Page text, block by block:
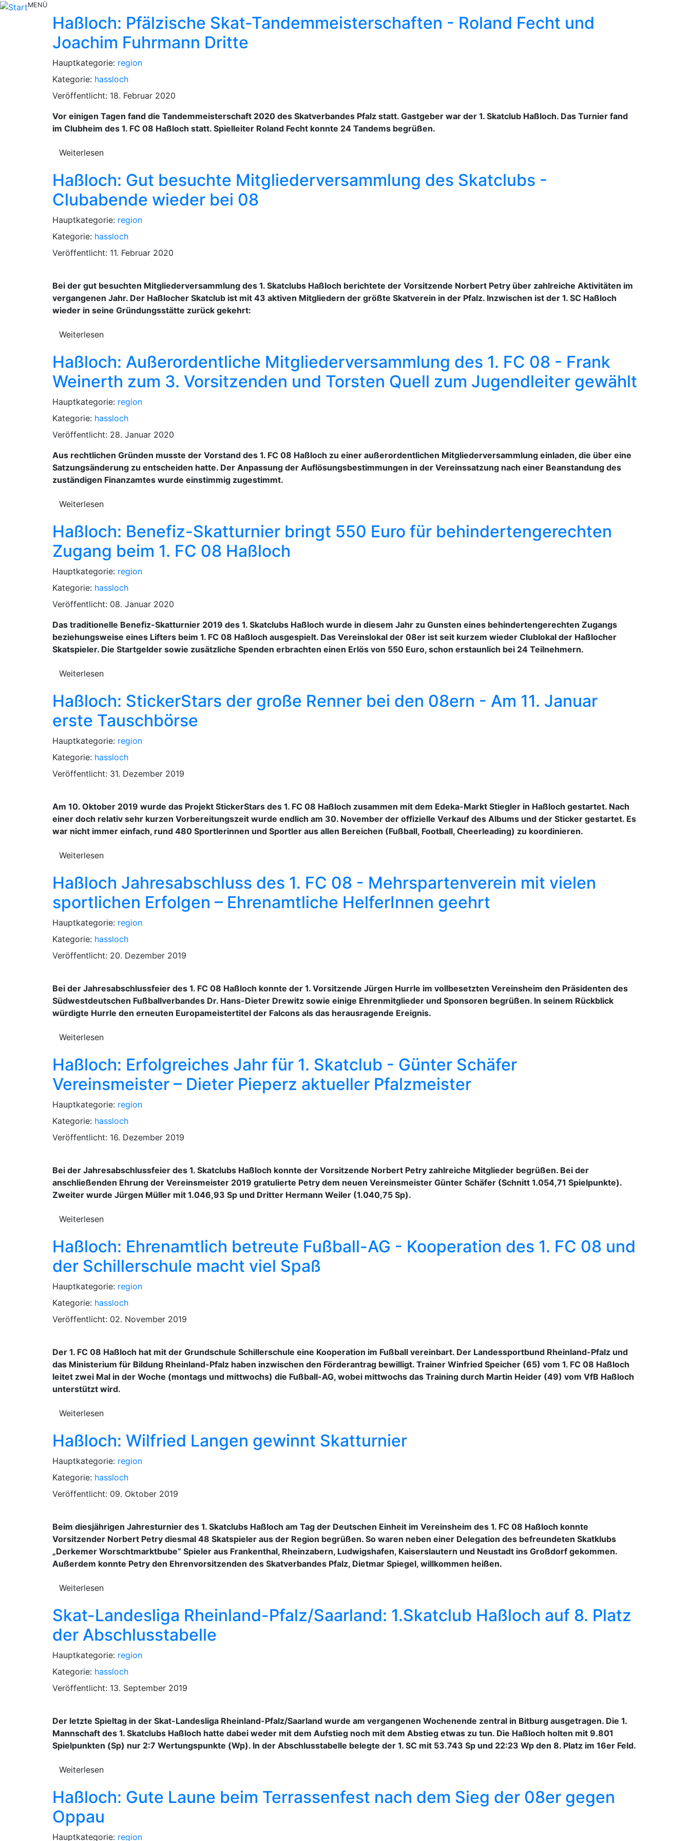
MENÜ
Haßloch: Pfälzische Skat-Tandemmeisterschaften - Roland Fecht und
Joachim Fuhrmann Dritte
Hauptkategorie: region
Kategorie: hassloch
Veröffentlicht: 18. Februar 2020
Vor einigen Tagen fand die Tandemmeisterschaft 2020 des Skatverbandes Pfalz statt. Gastgeber war der 1. Skatclub Haßloch. Das Turnier fand
im Clubheim des 1. FC 08 Haßloch statt. Spielleiter Roland Fecht konnte 24 Tandems begrüßen.
Weiterlesen
Haßloch: Gut besuchte Mitgliederversammlung des Skatclubs -
Clubabende wieder bei 08
Hauptkategorie: region
Kategorie: hassloch
Veröffentlicht: 11. Februar 2020
Bei der gut besuchten Mitgliederversammlung des 1. Skatclubs Haßloch berichtete der Vorsitzende Norbert Petry über zahlreiche Aktivitäten im
vergangenen Jahr. Der Haßlocher Skatclub ist mit 43 aktiven Mitgliedern der größte Skatverein in der Pfalz. Inzwischen ist der 1. SC Haßloch
wieder in seine Gründungsstätte zurück gekehrt:
Weiterlesen
Haßloch: Außerordentliche Mitgliederversammlung des 1. FC 08 - Frank
Weinerth zum 3. Vorsitzenden und Torsten Quell zum Jugendleiter gewählt
Hauptkategorie: region
Kategorie: hassloch
Veröffentlicht: 28. Januar 2020
Aus rechtlichen Gründen musste der Vorstand des 1. FC 08 Haßloch zu einer außerordentlichen Mitgliederversammlung einladen, die über eine
Satzungsänderung zu entscheiden hatte. Der Anpassung der Auflösungsbestimmungen in der Vereinssatzung nach einer Beanstandung des
zuständigen Finanzamtes wurde einstimmig zugestimmt.
Weiterlesen
Haßloch: Benefiz-Skatturnier bringt 550 Euro für behindertengerechten
Zugang beim 1. FC 08 Haßloch
Hauptkategorie: region
Kategorie: hassloch
Veröffentlicht: 08. Januar 2020
Das traditionelle Benefiz-Skatturnier 2019 des 1. Skatclubs Haßloch wurde in diesem Jahr zu Gunsten eines behindertengerechten Zugangs
beziehungsweise eines Lifters beim 1. FC 08 Haßloch ausgespielt. Das Vereinslokal der 08er ist seit kurzem wieder Clublokal der Haßlocher
Skatspieler. Die Startgelder sowie zusätzliche Spenden erbrachten einen Erlös von 550 Euro, schon erstaunlich bei 24 Teilnehmern.
Weiterlesen
Haßloch: StickerStars der große Renner bei den 08ern - Am 11. Januar
erste Tauschbörse
Hauptkategorie: region
Kategorie: hassloch
Veröffentlicht: 31. Dezember 2019
Am 10. Oktober 2019 wurde das Projekt StickerStars des 1. FC 08 Haßloch zusammen mit dem Edeka-Markt Stiegler in Haßloch gestartet. Nach
einer doch relativ sehr kurzen Vorbereitungszeit wurde endlich am 30. November der offizielle Verkauf des Albums und der Sticker gestartet. Es
war nicht immer einfach, rund 480 Sportlerinnen und Sportler aus allen Bereichen (Fußball, Football, Cheerleading) zu koordinieren.
Weiterlesen
Haßloch Jahresabschluss des 1. FC 08 - Mehrspartenverein mit vielen
sportlichen Erfolgen – Ehrenamtliche HelferInnen geehrt
Hauptkategorie: region
Kategorie: hassloch
Veröffentlicht: 20. Dezember 2019
Bei der Jahresabschlussfeier des 1. FC 08 Haßloch konnte der 1. Vorsitzende Jürgen Hurrle im vollbesetzten Vereinsheim den Präsidenten des
Südwestdeutschen Fußballverbandes Dr. Hans-Dieter Drewitz sowie einige Ehrenmitglieder und Sponsoren begrüßen. In seinem Rückblick
würdigte Hurrle den erneuten Europameistertitel der Falcons als das herausragende Ereignis.
Weiterlesen
Haßloch: Erfolgreiches Jahr für 1. Skatclub - Günter Schäfer
Vereinsmeister – Dieter Pieperz aktueller Pfalzmeister
Hauptkategorie: region
Kategorie: hassloch
Veröffentlicht: 16. Dezember 2019
Bei der Jahresabschlussfeier des 1. Skatclubs Haßloch konnte der Vorsitzende Norbert Petry zahlreiche Mitglieder begrüßen. Bei der
anschließenden Ehrung der Vereinsmeister 2019 gratulierte Petry dem neuen Vereinsmeister Günter Schäfer (Schnitt 1.054,71 Spielpunkte).
Zweiter wurde Jürgen Müller mit 1.046,93 Sp und Dritter Hermann Weiler (1.040,75 Sp).
Weiterlesen
Haßloch: Ehrenamtlich betreute Fußball-AG - Kooperation des 1. FC 08 und
der Schillerschule macht viel Spaß
Hauptkategorie: region
Kategorie: hassloch
Veröffentlicht: 02. November 2019
Der 1. FC 08 Haßloch hat mit der Grundschule Schillerschule eine Kooperation im Fußball vereinbart. Der Landessportbund Rheinland-Pfalz und
das Ministerium für Bildung Rheinland-Pfalz haben inzwischen den Förderantrag bewilligt. Trainer Winfried Speicher (65) vom 1. FC 08 Haßloch
leitet zwei Mal in der Woche (montags und mittwochs) die Fußball-AG, wobei mittwochs das Training durch Martin Heider (49) vom VfB Haßloch
unterstützt wird.
Weiterlesen
Haßloch: Wilfried Langen gewinnt Skatturnier
Hauptkategorie: region
Kategorie: hassloch
Veröffentlicht: 09. Oktober 2019
Beim diesjährigen Jahresturnier des 1. Skatclubs Haßloch am Tag der Deutschen Einheit im Vereinsheim des 1. FC 08 Haßloch konnte
Vorsitzender Norbert Petry diesmal 48 Skatspieler aus der Region begrüßen. So waren neben einer Delegation des befreundeten Skatklubs
„Derkemer Worschtmarktbube“ Spieler aus Frankenthal, Rheinzabern, Ludwigshafen, Kaiserslautern und Neustadt ins Großdorf gekommen.
Außerdem konnte Petry den Ehrenvorsitzenden des Skatverbandes Pfalz, Dietmar Spiegel, willkommen heißen.
Weiterlesen
Skat-Landesliga Rheinland-Pfalz/Saarland: 1.Skatclub Haßloch auf 8. Platz
der Abschlusstabelle
Hauptkategorie: region
Kategorie: hassloch
Veröffentlicht: 13. September 2019
Der letzte Spieltag in der Skat-Landesliga Rheinland-Pfalz/Saarland wurde am vergangenen Wochenende zentral in Bitburg ausgetragen. Die 1.
Mannschaft des 1. Skatclubs Haßloch hatte dabei weder mit dem Aufstieg noch mit dem Abstieg etwas zu tun. Die Haßloch holten mit 9.801
Spielpunkten (Sp) nur 2:7 Wertungspunkte (Wp). In der Abschlusstabelle belegte der 1. SC mit 53.743 Sp und 22:23 Wp den 8. Platz im 16er Feld.
Weiterlesen
Haßloch: Gute Laune beim Terrassenfest nach dem Sieg der 08er gegen
Oppau
Hauptkategorie: region